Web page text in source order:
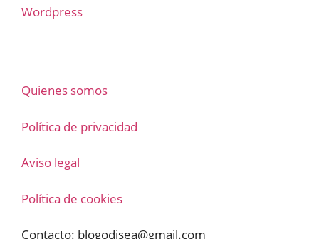
Wordpress
Quienes somos
Política de privacidad
Aviso legal
Política de cookies
Contacto: blogodisea@gmail.com